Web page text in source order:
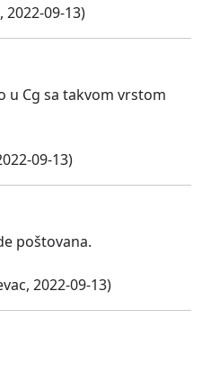
09-13)
u Cg sa takvom vrstom
09-13)
poštovana.
2022-09-13)